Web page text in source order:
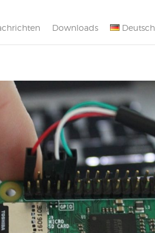
Downloads Deutsch